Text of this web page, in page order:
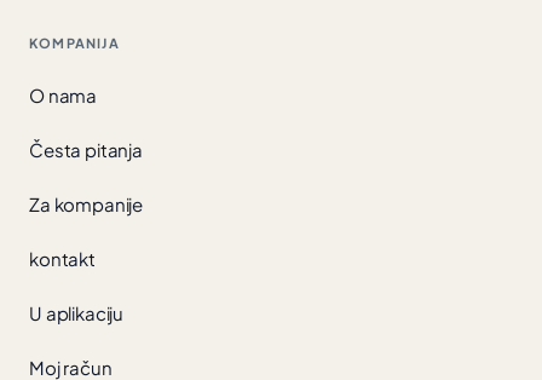
KOMPANIJA
O nama
Česta pitanja
Za kompanije
kontakt
U aplikaciju
Moj račun